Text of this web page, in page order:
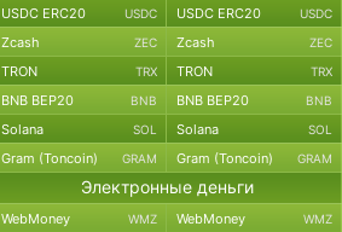
USDC ERC20 USDC USDC ERC20 USDC
Zcash ZEC Zcash ZEC
TRON TRX TRON TRX
BNB BEP20 BNB BNB BEP20 BNB
Solana SOL Solana SOL
Gram (Toncoin) GRAM Gram (Toncoin) GRAM
Электронные деньги
WebMoney WMZ WebMoney WMZ